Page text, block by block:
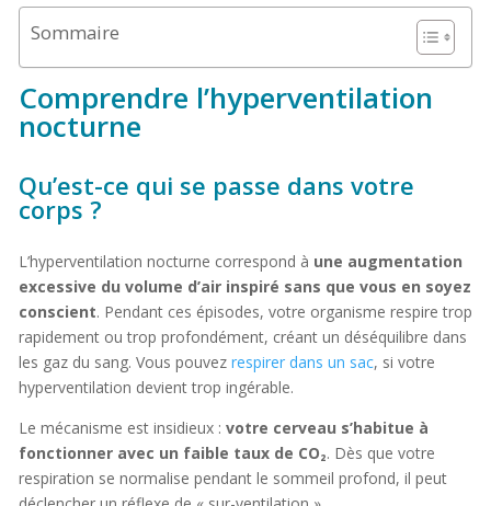
Sommaire
Comprendre l’hyperventilation
nocturne
Qu’est-ce qui se passe dans votre
corps ?
L’hyperventilation nocturne correspond à une augmentation
excessive du volume d’air inspiré sans que vous en soyez
conscient. Pendant ces épisodes, votre organisme respire trop
rapidement ou trop profondément, créant un déséquilibre dans
les gaz du sang. Vous pouvez respirer dans un sac, si votre
hyperventilation devient trop ingérable.
Le mécanisme est insidieux : votre cerveau s’habitue à
fonctionner avec un faible taux de CO₂. Dès que votre
respiration se normalise pendant le sommeil profond, il peut